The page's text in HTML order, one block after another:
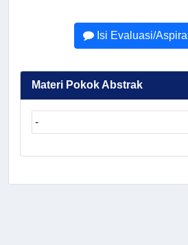
Isi Evaluasi/
Materi Pokok Abstrak
-